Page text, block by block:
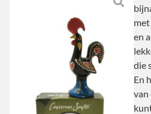
en
die
En
van